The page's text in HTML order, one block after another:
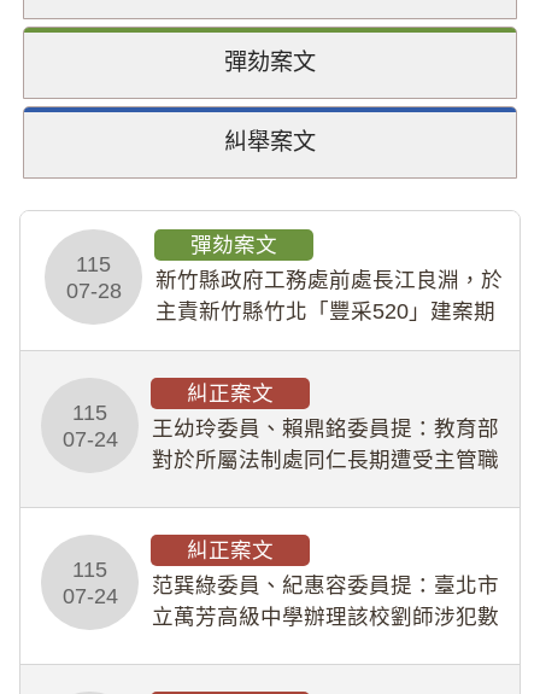
彈劾案文
糾舉案文
115
07-28
彈劾案文
新竹縣政府工務處前處長江良淵，於
主責新竹縣竹北「豐采520」建案期
幣1,483萬餘元，並長期收受建商餽
贈；復罔顧公共安全，圖利默許建商
於停工期間
115
07-24
糾正案文
王幼玲委員、賴鼎銘委員提：教育部
對於所屬法制處同仁長期遭受主管職
人員保障法」及「職業安全衛生法」
所定維護公務人員
115
07-24
糾正案文
范巽綠委員、紀惠容委員提：臺北市
立萬芳高級中學辦理該校劉師涉犯數